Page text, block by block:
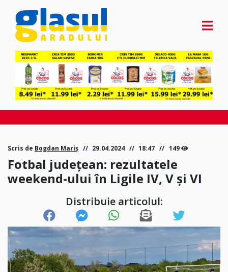
Scris de Bogdan Mariș 29.04.2024 18:47 149
Fotbal județean: rezultatele
weekend-ului în Ligile IV, V și VI
Distribuie articolul: